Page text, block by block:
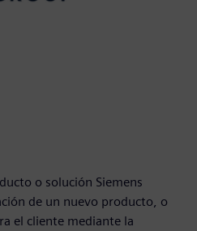
o solución Siemens
de un nuevo producto, o
el cliente mediante la